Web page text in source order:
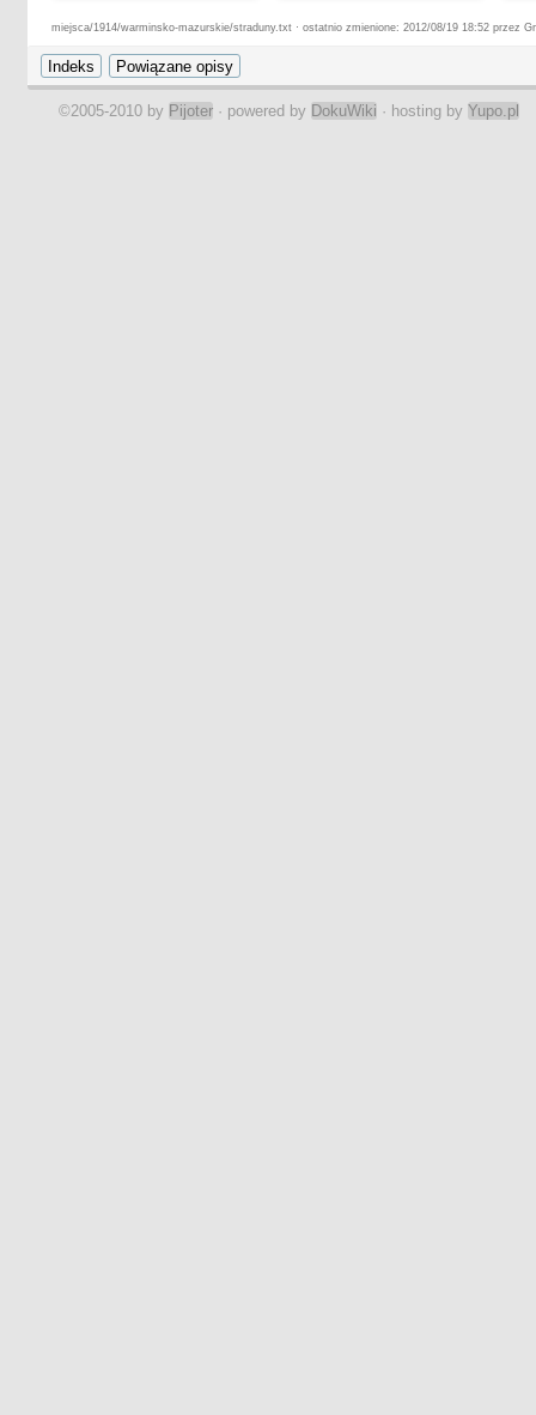
miejsca/1914/warminsko-mazurskie/straduny.txt · ostatnio zmienione: 2012/08/19 18:52 przez
©2005-2010 by Pijoter · powered by DokuWiki · hosting by Yupo.pl